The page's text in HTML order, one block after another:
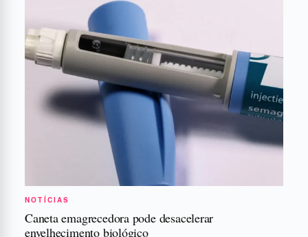
NOTÍCIAS
Caneta emagrecedora pode desacelerar
envelhecimento biológico